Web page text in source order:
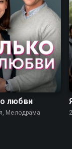
любви
Мелодрама